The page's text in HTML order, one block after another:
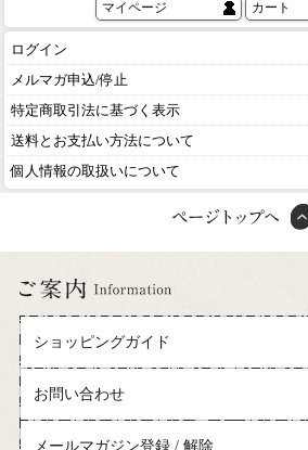
マイページ カート
ログイン
メルマガ申込/停止
特定商取引法に基づく表示
送料とお支払い方法について
個人情報の取扱いについて
ショッピングガイド
お問い合わせ
メールマガジン登録 / 解除